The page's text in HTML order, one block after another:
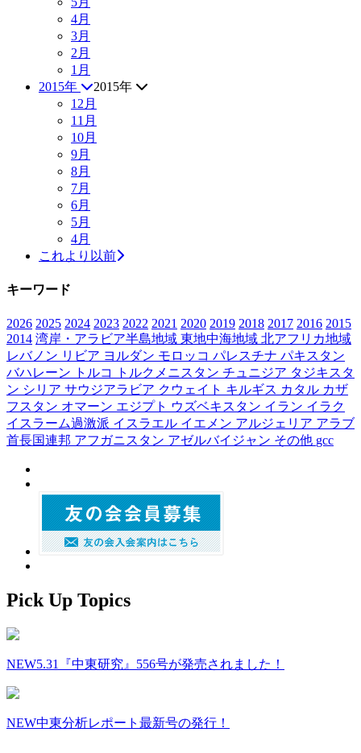
4月
3月
2月
1月
2015年
2015年
12月
11月
10月
9月
8月
7月
6月
5月
4月
これより以前
キーワード
2026 2025 2024 2023 2022 2021 2020 2019 2018 2017 2016 2015
2014 湾岸・アラビア半島地域 東地中海地域 北アフリカ地域
レバノン リビア ヨルダン モロッコ パレスチナ パキスタン
バハレーン
トルコ トルクメニスタン チュニジア タジキスタ
ン シリア サウジアラビア クウェイト キルギス カタル カザ
フスタン オマーン エジプト ウズベキスタン イラン イラク
イスラーム過激派 イスラエル イエメン アルジェリア アラブ
首長国連邦 アフガニスタン アゼルバイジャン その他 gcc
Pick Up Topics
NEW5.31『中東研究』556号が発売されました！
NEW中東分析レポート最新号の発行！